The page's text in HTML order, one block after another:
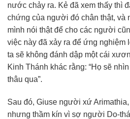
nước chảy ra. Kẻ đã xem thấy thì
chứng của người đó chân thật, và
mình nói thật để cho các người
việc này đã xảy ra để ứng nghiệm
ta sẽ không đánh dập một cái
Kinh Thánh khác rằng: “Họ sẽ
thâu qua”.
Sau đó, Giuse người xứ
nhưng thầm kín vì sợ người Do-